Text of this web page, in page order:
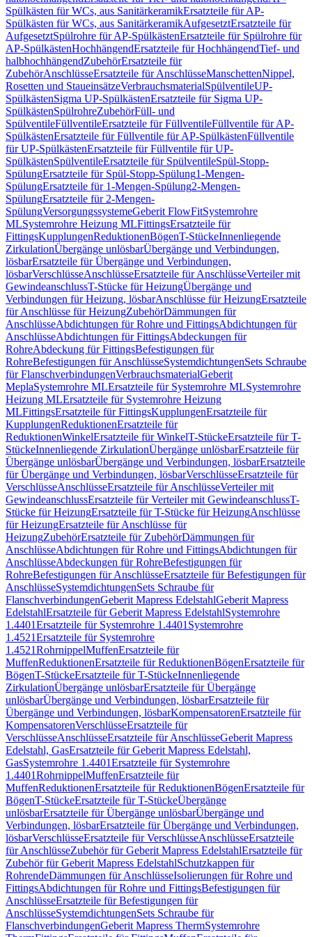
Spülkästen für WCs, aus SanitärkeramikErsatzteile für AP-
Spülkästen für WCs, aus SanitärkeramikAufgesetztErsatzteile für
AufgesetztSpülrohre für AP-SpülkästenErsatzteile für Spülrohre für
AP-SpülkästenHochhängendErsatzteile für HochhängendTief- und
halbhochhängendZubehörErsatzteile für
ZubehörAnschlüsseErsatzteile für AnschlüsseManschettenNippel,
Rosetten und StaueinsätzeVerbrauchsmaterialSpülventileUP-
SpülkästenSigma UP-SpülkästenErsatzteile für Sigma UP-
SpülkästenSpülrohreZubehörFüll- und
SpülventileFüllventileErsatzteile für FüllventileFüllventile für AP-
SpülkästenErsatzteile für Füllventile für AP-SpülkästenFüllventile
für UP-SpülkästenErsatzteile für Füllventile für UP-
SpülkästenSpülventileErsatzteile für SpülventileSpül-Stopp-
SpülungErsatzteile für Spül-Stopp-Spülung1-Mengen-
SpülungErsatzteile für 1-Mengen-Spülung2-Mengen-
SpülungErsatzteile für 2-Mengen-
SpülungVersorgungssystemeGeberit FlowFitSystemrohre
MLSystemrohre Heizung MLFittingsErsatzteile für
FittingsKupplungenReduktionenBögenT-StückeInnenliegende
ZirkulationÜbergänge unlösbarÜbergänge und Verbindungen,
lösbarErsatzteile für Übergänge und Verbindungen,
lösbarVerschlüsseAnschlüsseErsatzteile für AnschlüsseVerteiler mit
GewindeanschlussT-Stücke für HeizungÜbergänge und
Verbindungen für Heizung, lösbarAnschlüsse für HeizungErsatzteile
für Anschlüsse für HeizungZubehörDämmungen für
AnschlüsseAbdichtungen für Rohre und FittingsAbdichtungen für
AnschlüsseAbdichtungen für FittingsAbdeckungen für
RohreAbdeckung für FittingsBefestigungen für
RohreBefestigungen für AnschlüsseSystemdichtungenSets Schraube
für FlanschverbindungenVerbrauchsmaterialGeberit
MeplaSystemrohre MLErsatzteile für Systemrohre MLSystemrohre
Heizung MLErsatzteile für Systemrohre Heizung
MLFittingsErsatzteile für FittingsKupplungenErsatzteile für
KupplungenReduktionenErsatzteile für
ReduktionenWinkelErsatzteile für WinkelT-StückeErsatzteile für T-
StückeInnenliegende ZirkulationÜbergänge unlösbarErsatzteile für
Übergänge unlösbarÜbergänge und Verbindungen, lösbarErsatzteile
für Übergänge und Verbindungen, lösbarVerschlüsseErsatzteile für
VerschlüsseAnschlüsseErsatzteile für AnschlüsseVerteiler mit
GewindeanschlussErsatzteile für Verteiler mit GewindeanschlussT-
Stücke für HeizungErsatzteile für T-Stücke für HeizungAnschlüsse
für HeizungErsatzteile für Anschlüsse für
HeizungZubehörErsatzteile für ZubehörDämmungen für
AnschlüsseAbdichtungen für Rohre und FittingsAbdichtungen für
AnschlüsseAbdeckungen für RohreBefestigungen für
RohreBefestigungen für AnschlüsseErsatzteile für Befestigungen für
AnschlüsseSystemdichtungenSets Schraube für
FlanschverbindungenGeberit Mapress EdelstahlGeberit Mapress
EdelstahlErsatzteile für Geberit Mapress EdelstahlSystemrohre
1.4401Ersatzteile für Systemrohre 1.4401 Systemrohre
1.4521Ersatzteile für Systemrohre
1.4521RohrnippelMuffenErsatzteile für
MuffenReduktionenErsatzteile für ReduktionenBögenErsatzteile für
BögenT-StückeErsatzteile für T-StückeInnenliegende
ZirkulationÜbergänge unlösbarErsatzteile für Übergänge
unlösbarÜbergänge und Verbindungen, lösbarErsatzteile für
Übergänge und Verbindungen, lösbarKompensatorenErsatzteile für
KompensatorenVerschlüsseErsatzteile für
VerschlüsseAnschlüsseErsatzteile für AnschlüsseGeberit Mapress
Edelstahl, GasErsatzteile für Geberit Mapress Edelstahl,
GasSystemrohre 1.4401Ersatzteile für Systemrohre
1.4401RohrnippelMuffenErsatzteile für
MuffenReduktionenErsatzteile für ReduktionenBögenErsatzteile für
BögenT-StückeErsatzteile für T-StückeÜbergänge
unlösbarErsatzteile für Übergänge unlösbarÜbergänge und
Verbindungen, lösbarErsatzteile für Übergänge und Verbindungen,
lösbarVerschlüsseErsatzteile für VerschlüsseAnschlüsseErsatzteile
für AnschlüsseZubehör für Geberit Mapress EdelstahlErsatzteile für
Zubehör für Geberit Mapress EdelstahlSchutzkappen für
RohrendeDämmungen für AnschlüsseIsolierungen für Rohre und
FittingsAbdichtungen für Rohre und FittingsBefestigungen für
AnschlüsseErsatzteile für Befestigungen für
AnschlüsseSystemdichtungenSets Schraube für
FlanschverbindungenGeberit Mapress ThermSystemrohre